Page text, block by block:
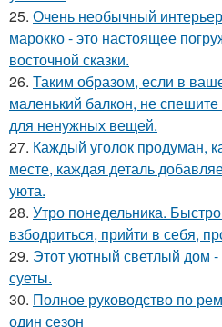
25. Очень необычный
марокко - это настоящее
восточной сказки.
26. Таким образом, если в
маленький балкон, не
для ненужных вещей.
27. Каждый уголок продуман,
месте, каждая деталь
уюта.
28. Утро понедельника.
взбодриться, прийти в себя,
29. Этот уютный светлый дом
суеты.
30. Полное руководство по
один сезон